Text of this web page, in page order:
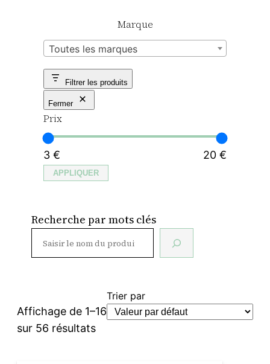
Marque
Toutes les marques
Filtrer les produits
Fermer
Prix
3 € 20 €
APPLIQUER
Recherche par mots clés
Affichage de 1–16
sur 56 résultats
Trier par